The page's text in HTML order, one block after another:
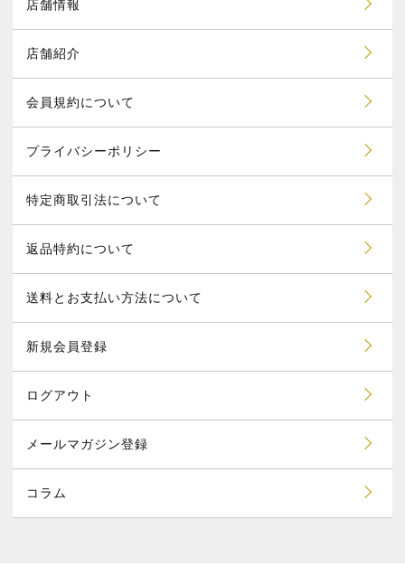
店舗情報
店舗紹介
会員規約について
プライバシーポリシー
特定商取引法について
返品特約について
送料とお支払い方法について
新規会員登録
ログアウト
メールマガジン登録
コラム